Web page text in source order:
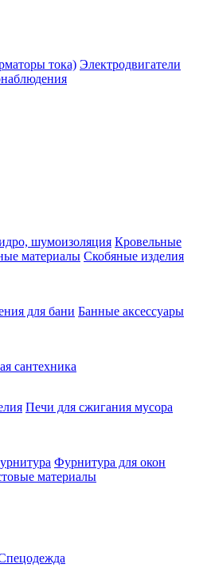
тока) Электродвигатели
шумоизоляция Кровельные
материалы Скобяные изделия
для бани Банные аксессуары
сантехника
Печи для сжигания мусора
Фурнитура для окон
материалы